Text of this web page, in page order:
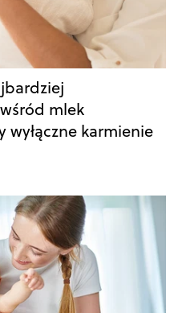
mlek
karmienie